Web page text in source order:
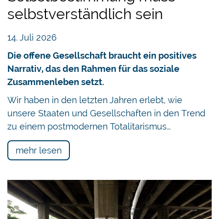
nach innen freihändlerisch und gegen aussen
merkantilistisch.
Es ist davon auszugehen, dass — ausser in
Kriegs- und Nachkriegszeiten — offene Märkte
der Normalfall sind und Binnenmärkte
Ausnahmen bleiben sollten. Einem weltoffenen
Binnenmarkt, der nach innen privilegiert und nach
aussen diskriminiert, keine bleibenden Vorteile.
Das ist der letztlich feindselige Ansatz von
Binnenmärkten: «Entweder du machst mit, oder
wir diskriminieren dich!» In dieser Situation gilt es
Mitgliedschaft (Inklusion) sehr sorgfältig
gegenüber den langfristigen Nachteilen einer
mindestens teilweisen Exklusion durch
selbstverständlich sein
14. Juli 2026
Die offene Gesellschaft braucht ein positives
Narrativ, das den Rahmen für das soziale
Zusammenleben setzt.
Wir haben in den letzten Jahren erlebt, wie
unsere Staaten und Gesellschaften in den Trend
zu einem postmodernen Totalitarismus…
mehr lesen